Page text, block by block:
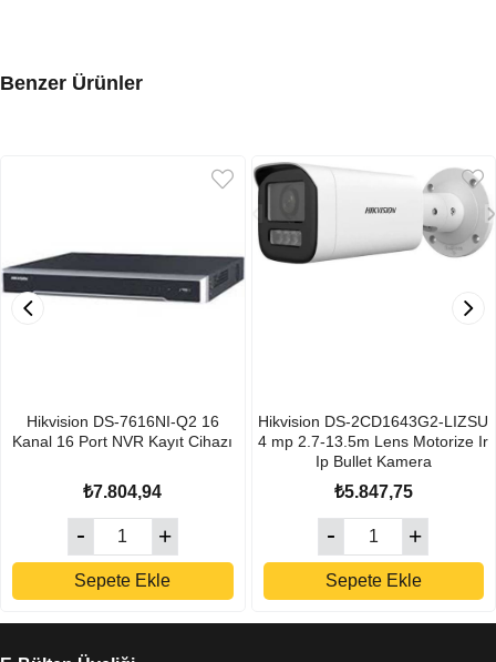
Benzer Ürünler
Hikvision DS-7616NI-Q2 16
Kanal 16 Port NVR Kayıt Cihazı
₺7.804,94
Sepete Ekle
Hikvision DS-2CD1643G2-LIZSU
4 mp 2.7-13.5m Lens Motorize Ir
Ip Bullet Kamera
₺5.847,75
Sepete Ekle